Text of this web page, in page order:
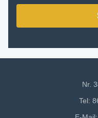
Nr.
Tel: